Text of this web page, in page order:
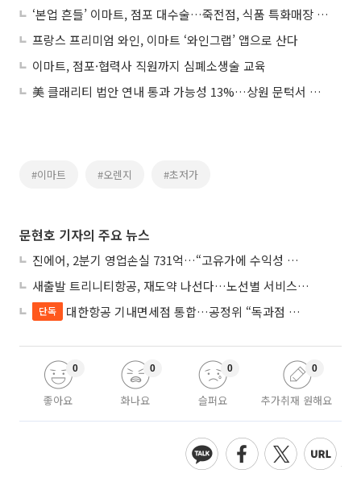
‘본업 흔들’ 이마트, 점포 대수술…죽전점, 식품 특화매장 탈바꿈
프랑스 프리미엄 와인, 이마트 ‘와인그랩’ 앱으로 산다
이마트, 점포·협력사 직원까지 심폐소생술 교육
美 클래리티 법안 연내 통과 가능성 13%…상원 문턱서 제동
#이마트 #오렌지 #초저가
문현호 기자의 주요 뉴스
진에어, 2분기 영업손실 731억…“고유가에 수익성 악화”
새출발 트리니티항공, 재도약 나선다…노선별 서비스 차별화
단독 대한항공 기내면세점 통합…공정위 “독과점 여부 따진다”
좋아요
0
화나요
0
슬퍼요
0
추가취재 원해요
0